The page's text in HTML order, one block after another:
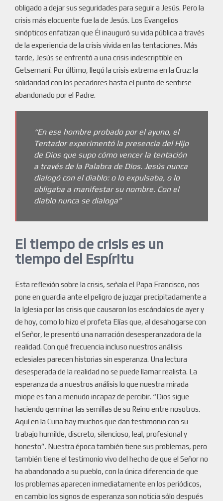
obligado a dejar sus seguridades para seguir a Jesús. Pero la
crisis más elocuente fue la de Jesús. Los Evangelios
sinópticos enfatizan que Él inauguró su vida pública a través
de la experiencia de la crisis vivida en las tentaciones. Más
tarde, Jesús se enfrentó a una crisis indescriptible en
Getsemaní. Por último, llegó la crisis extrema en la Cruz: la
solidaridad con los pecadores hasta el punto de sentirse
abandonado por el Padre.
“En ese hombre probado por el ayuno, el
Tentador experimentó la presencia del Hijo
de Dios que supo cómo vencer la tentación
a través de la Palabra de Dios. Jesús nunca
dialogó con el diablo: o lo expulsaba, o lo
obligaba a manifestar su nombre. Con el
diablo nunca se dialoga”
El tiempo de crisis es un
tiempo del Espíritu
Esta reflexión sobre la crisis, señala el Papa Francisco, nos
pone en guardia ante el peligro de juzgar precipitadamente a
la Iglesia por las crisis que causaron los escándalos de ayer y
de hoy, como lo hizo el profeta Elías que, al desahogarse con
el Señor, le presentó una narración desesperanzadora de la
realidad. Con qué frecuencia incluso nuestros análisis
eclesiales parecen historias sin esperanza. Una lectura
desesperada de la realidad no se puede llamar realista. La
esperanza da a nuestros análisis lo que nuestra mirada
miope es tan a menudo incapaz de percibir. “Dios sigue
haciendo germinar las semillas de su Reino entre nosotros.
Aquí en la Curia hay muchos que dan testimonio con su
trabajo humilde, discreto, silencioso, leal, profesional y
honesto”. Nuestra época también tiene sus problemas, pero
también tiene el testimonio vivo del hecho de que el Señor no
ha abandonado a su pueblo, con la única diferencia de que
los problemas aparecen inmediatamente en los periódicos,
en cambio los signos de esperanza son noticia sólo después